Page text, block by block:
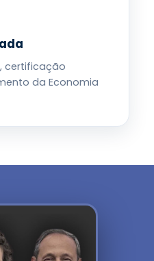
certificação
da Economia